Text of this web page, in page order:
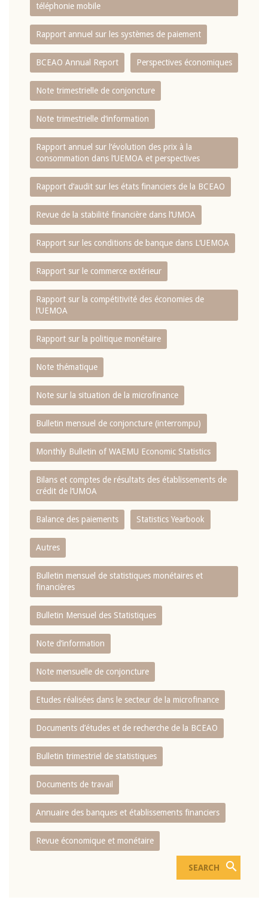
téléphonie mobile
Rapport annuel sur les systèmes de paiement
BCEAO Annual Report Perspectives économiques
Note trimestrielle de conjoncture
Note trimestrielle d‘information
Rapport annuel sur l‘évolution des prix à la
consommation dans l‘UEMOA et perspectives
Rapport d‘audit sur les états financiers de la BCEAO
Revue de la stabilité financière dans l‘UMOA
Rapport sur les conditions de banque dans L‘UEMOA
Rapport sur le commerce extérieur
Rapport sur la compétitivité des économies de
l‘UEMOA
Rapport sur la politique monétaire
Note thématique
Note sur la situation de la microfinance
Bulletin mensuel de conjoncture (interrompu)
Monthly Bulletin of WAEMU Economic Statistics
Bilans et comptes de résultats des établissements de
crédit de l‘UMOA
Balance des paiements Statistics Yearbook
Autres
Bulletin mensuel de statistiques monétaires et
financières
Bulletin Mensuel des Statistiques
Note d’information
Note mensuelle de conjoncture
Etudes réalisées dans le secteur de la microfinance
Documents d’études et de recherche de la BCEAO
Bulletin trimestriel de statistiques
Documents de travail
Annuaire des banques et établissements financiers
Revue économique et monétaire